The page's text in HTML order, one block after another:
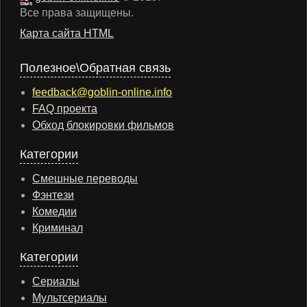
Все права защищены.
Карта сайта HTML
Полезное\Обратная связь
feedback@goblin-online.info
FAQ проекта
Обход блокировки фильмов
Категории
Смешные переводы
Фэнтези
Комедии
Криминал
Категории
Сериалы
Мультсериалы